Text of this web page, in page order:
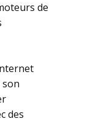
de
des